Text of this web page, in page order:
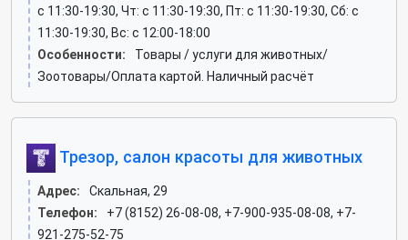
c 11:30-19:30, Чт: c 11:30-19:30, Пт: c 11:30-19:30, Сб: c
11:30-19:30, Вс: c 12:00-18:00
Особенности:
Товары / услуги для животных/
Зоотовары/Оплата картой. Наличный расчёт
Трезор, салон красоты для животных
Адрес:
Скальная, 29
Телефон:
+7 (8152) 26-08-08, +7-900-935-08-08, +7-
921-275-52-75